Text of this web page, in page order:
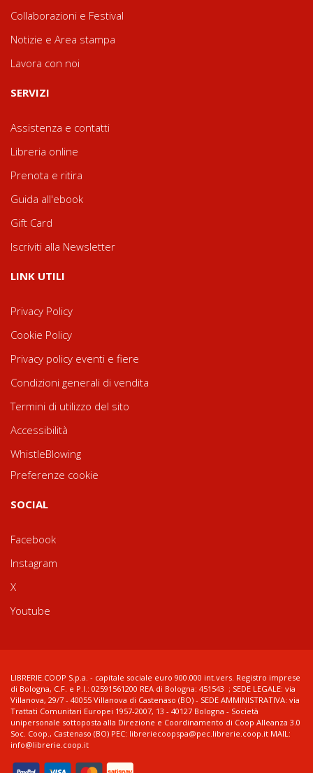
Collaborazioni e Festival
Notizie e Area stampa
Lavora con noi
SERVIZI
Assistenza e contatti
Libreria online
Prenota e ritira
Guida all'ebook
Gift Card
Iscriviti alla Newsletter
LINK UTILI
Privacy Policy
Cookie Policy
Privacy policy eventi e fiere
Condizioni generali di vendita
Termini di utilizzo del sito
Accessibilità
WhistleBlowing
Preferenze cookie
SOCIAL
Facebook
Instagram
X
Youtube
LIBRERIE.COOP S.p.a. - capitale sociale euro 900.000 int.vers. Registro imprese
di Bologna, C.F. e P.I.: 02591561200 REA di Bologna: 451543 ; SEDE LEGALE: via
Villanova, 29/7 - 40055 Villanova di Castenaso (BO) - SEDE AMMINISTRATIVA: via
Trattati Comunitari Europei 1957-2007, 13 - 40127 Bologna - Società
unipersonale sottoposta alla Direzione e Coordinamento di Coop Alleanza 3.0
Soc. Coop., Castenaso (BO) PEC: libreriecoopspa@pec.librerie.coop.it MAIL:
info@librerie.coop.it